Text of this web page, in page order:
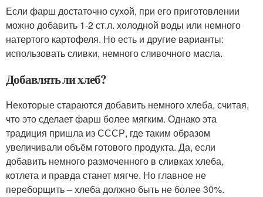
Если фарш достаточно сухой, при его приготовлении
можно добавить 1-2 ст.л. холодной воды или немного
натертого картофеля. Но есть и другие варианты:
использовать сливки, немного сливочного масла.
Добавлять ли хлеб?
Некоторые стараются добавить немного хлеба, считая,
что это сделает фарш более мягким. Однако эта
традиция пришла из СССР, где таким образом
увеличивали объём готового продукта. Да, если
добавить немного размоченного в сливках хлеба,
котлета и правда станет мягче. Но главное не
переборщить – хлеба должно быть не более 30%.